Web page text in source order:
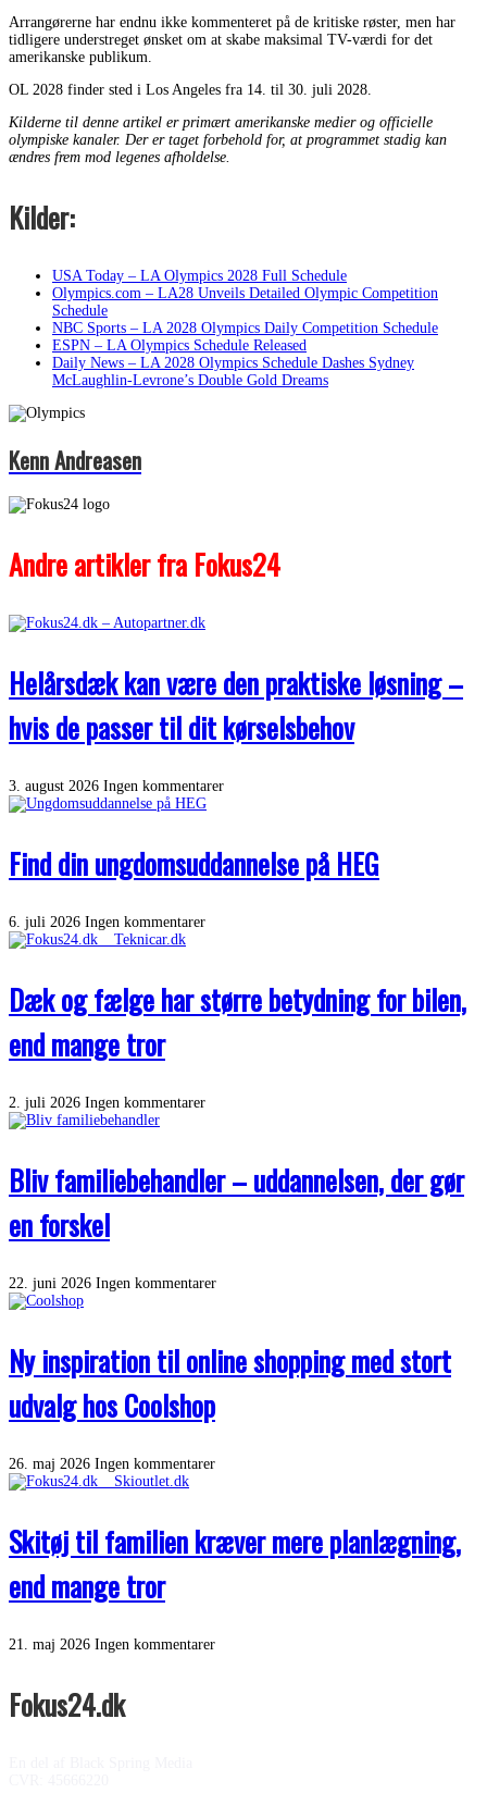
Arrangørerne har endnu ikke kommenteret på de kritiske røster, men har
tidligere understreget ønsket om at skabe maksimal TV-værdi for det
amerikanske publikum.
OL 2028 finder sted i Los Angeles fra 14. til 30. juli 2028.
Kilderne til denne artikel er primært amerikanske medier og officielle
olympiske kanaler. Der er taget forbehold for, at programmet stadig kan
ændres frem mod legenes afholdelse.
Kilder:
USA Today – LA Olympics 2028 Full Schedule
Olympics.com – LA28 Unveils Detailed Olympic Competition
Schedule
NBC Sports – LA 2028 Olympics Daily Competition Schedule
ESPN – LA Olympics Schedule Released
Daily News – LA 2028 Olympics Schedule Dashes Sydney
McLaughlin-Levrone’s Double Gold Dreams
Kenn Andreasen
Andre artikler fra Fokus24
Helårsdæk kan være den praktiske løsning –
hvis de passer til dit kørselsbehov
3. august 2026 Ingen kommentarer
Find din ungdomsuddannelse på HEG
6. juli 2026 Ingen kommentarer
Dæk og fælge har større betydning for bilen,
end mange tror
2. juli 2026 Ingen kommentarer
Bliv familiebehandler – uddannelsen, der gør
en forskel
22. juni 2026 Ingen kommentarer
Ny inspiration til online shopping med stort
udvalg hos Coolshop
26. maj 2026 Ingen kommentarer
Skitøj til familien kræver mere planlægning,
end mange tror
21. maj 2026 Ingen kommentarer
Fokus24.dk